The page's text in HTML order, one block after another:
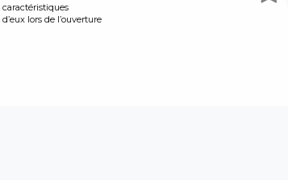
lors de l’ouverture